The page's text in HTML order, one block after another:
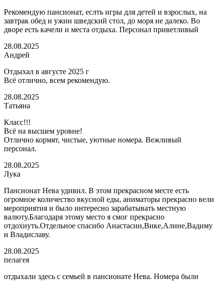
Рекомендую пансионат, еслть игры для детей и взрослых, на
завтрак обед и ужин шведский стол, до моря не далеко. Во
дворе есть качели и места отдыха. Персонал приветливый
28.08.2025
Андрей
Отдыхал в августе 2025 г
Всё отлично, всем рекомендую.
28.08.2025
Татьяна
Класс!!!
Всё на высшем уровне!
Отлично кормят, чистые, уютные номера. Вежливый
персонал.
28.08.2025
Лука
Пансионат Нева удивил. В этом прекрасном месте есть
огромное количество вкусной еды, аниматоры прекрасно вели
мероприятия и было интересно зарабатывать местную
валюту.Благодаря этому место я смог прекрасно
отдохнуть.Отдельное спасибо Анастасии,Вике,Алине,Вадиму
и Владиславу.
28.08.2025
пелагея
отдыхали здесь с семьей в пансионате Нева. Номера были